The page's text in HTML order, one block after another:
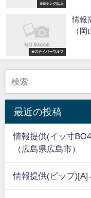
※Bランク以上
★スナイパーウルフ
情報
（岡
最近の投稿
情報提供(イッ寸
（広島県広島市）
情報提供(ピップ